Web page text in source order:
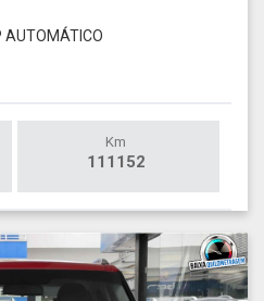
AUTOMÁTICO
Km
111152